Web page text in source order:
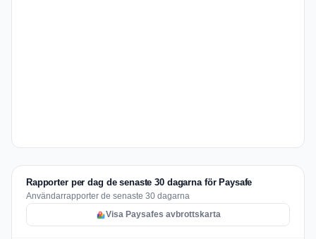
Rapporter per dag de senaste 30 dagarna för Paysafe
Användarrapporter de senaste 30 dagarna
Visa Paysafes avbrottskarta